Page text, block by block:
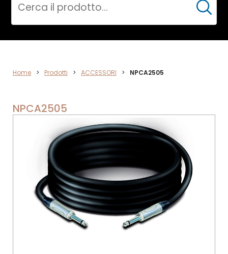
ACCESSORI
Cerca
Home > Prodotti > ACCESSORI > NPCA2505
NPCA2505